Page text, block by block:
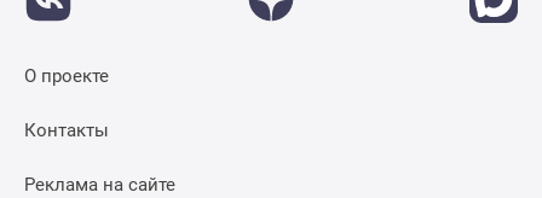
О проекте
Контакты
Реклама на сайте